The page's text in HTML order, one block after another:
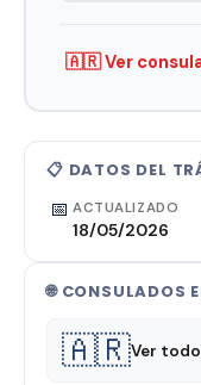
📋 DATOS DEL
📅 ACTUALIZADO
18/05/2026
🌐 CONSULADOS
🇦🇷Ver
🇦🇷 Ver